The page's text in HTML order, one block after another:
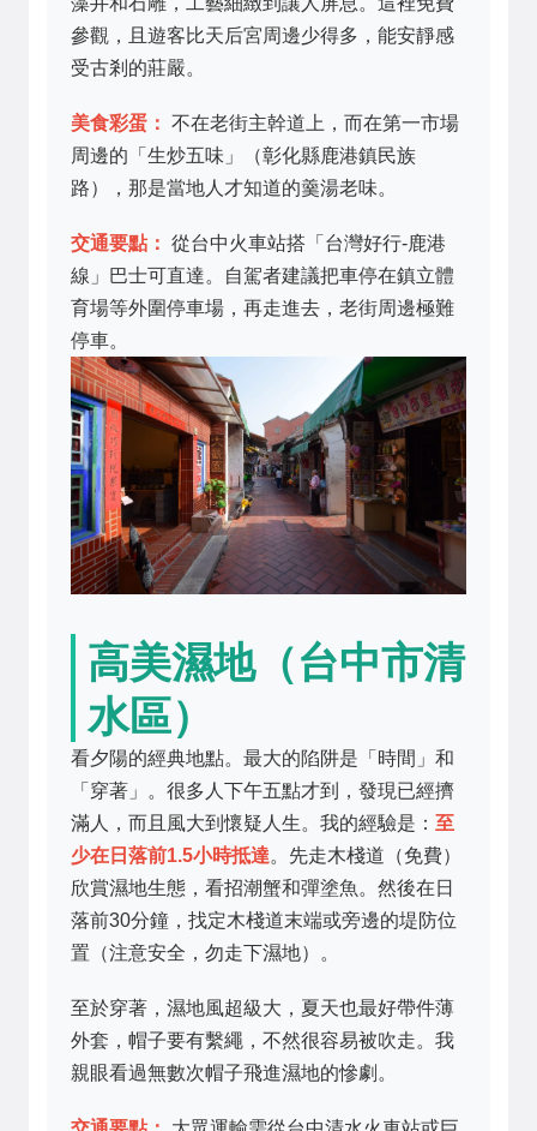
參觀，且遊客比天后宮周邊少得多，能安靜感
受古剎的莊嚴。
美食彩蛋： 不在老街主幹道上，而在第一市場
周邊的「生炒五味」（彰化縣鹿港鎮民族
路），那是當地人才知道的羹湯老味。
交通要點： 從台中火車站搭「台灣好行-鹿港
線」巴士可直達。自駕者建議把車停在鎮立體
育場等外圍停車場，再走進去，老街周邊極難
停車。
高美濕地（台中市清
水區）
看夕陽的經典地點。最大的陷阱是「時間」和
「穿著」。很多人下午五點才到，發現已經擠
滿人，而且風大到懷疑人生。我的經驗是： 至
少在日落前1.5小時抵達。先走木棧道（免費）
欣賞濕地生態，看招潮蟹和彈塗魚。然後在日
落前30分鐘，找定木棧道末端或旁邊的堤防位
置（注意安全，勿走下濕地）。
至於穿著，濕地風超級大，夏天也最好帶件薄
外套，帽子要有繫繩，不然很容易被吹走。我
親眼看過無數次帽子飛進濕地的慘劇。